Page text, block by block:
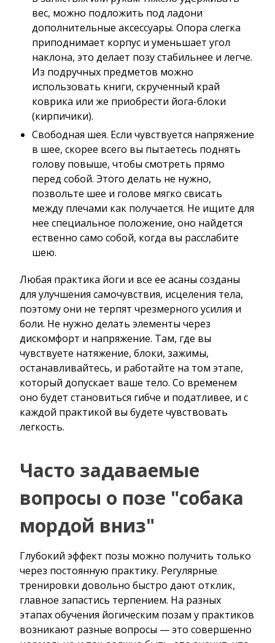
вес, можно подложить под ладони
дополнительные аксессуары. Опора слегка
приподнимает корпус и уменьшает угол
наклона, это делает позу стабильнее и легче.
Из подручных предметов можно
использовать книги, скрученный край
коврика или же приобрести йога-блоки
(кирпичики).
Свободная шея. Если чувствуется напряжение
в шее, скорее всего вы пытаетесь поднять
голову повыше, чтобы смотреть прямо
перед собой. Этого делать не нужно,
позвольте шее и голове мягко свисать
между плечами как получается. Не ищите для
нее специальное положение, оно найдется
ественно само собой, когда вы расслабите
шею.
Любая практика йоги и все ее асаны созданы
для улучшения самочувствия, исцеления тела,
поэтому они не терпят чрезмерного усилия и
боли. Не нужно делать элементы через
дискомфорт и напряжение. Там, где вы
чувствуете натяжение, блоки, зажимы,
останавливайтесь, и работайте на том этапе,
который допускает ваше тело. Со временем
оно будет становиться гибче и податливее, и с
каждой практикой вы будете чувствовать
легкость.
Часто задаваемые
вопросы о позе "собака
мордой вниз"
Глубокий эффект позы можно получить только
через постоянную практику. Регулярные
тренировки довольно быстро дают отклик,
главное запастись терпением. На разных
этапах обучения йогическим позам у практиков
возникают разные вопросы — это совершенно